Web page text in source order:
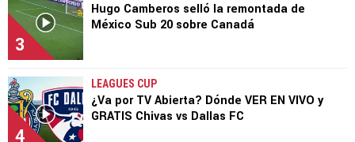
3
Hugo Camberos selló la remontada de
México Sub 20 sobre Canadá
4
LEAGUES CUP
¿Va por TV Abierta? Dónde VER EN VIVO y
GRATIS Chivas vs Dallas FC